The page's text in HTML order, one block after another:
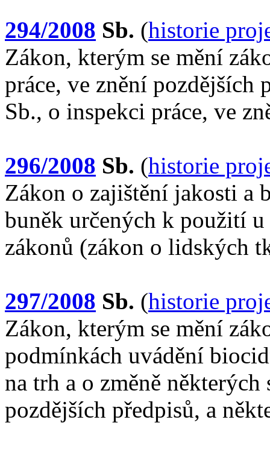
294/2008 Sb. (historie
Zákon, kterým se mění
práce, ve znění pozdějších
Sb., o inspekci práce, ve
296/2008 Sb. (historie
Zákon o zajištění jakosti a
buněk určených k použití
zákonů (zákon o lidských
297/2008 Sb. (historie
Zákon, kterým se mění
podmínkách uvádění
na trh a o změně
pozdějších předpisů, a